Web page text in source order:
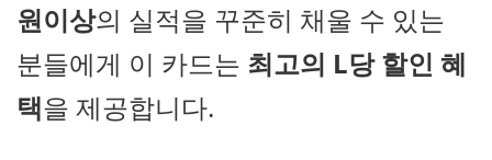
원이상의 실적을 꾸준히 채울 수 있는
분들에게 이 카드는 최고의 L당 할인 혜
택을 제공합니다.